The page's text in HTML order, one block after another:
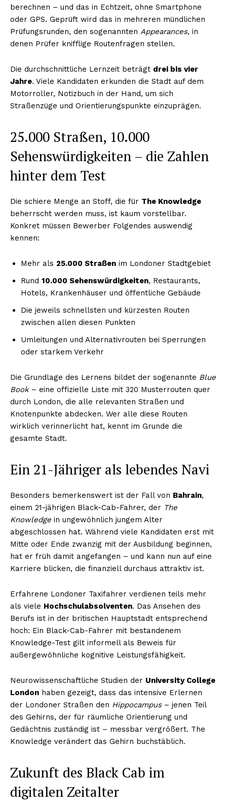
berechnen – und das in Echtzeit, ohne Smartphone
oder GPS. Geprüft wird das in mehreren mündlichen
Prüfungsrunden, den sogenannten Appearances, in
denen Prüfer knifflige Routenfragen stellen.
Die durchschnittliche Lernzeit beträgt drei bis vier
Jahre. Viele Kandidaten erkunden die Stadt auf dem
Motorroller, Notizbuch in der Hand, um sich
Straßenzüge und Orientierungspunkte einzuprägen.
25.000 Straßen, 10.000
Sehenswürdigkeiten – die Zahlen
hinter dem Test
Die schiere Menge an Stoff, die für The Knowledge
beherrscht werden muss, ist kaum vorstellbar.
Konkret müssen Bewerber Folgendes auswendig
kennen:
Mehr als 25.000 Straßen im Londoner Stadtgebiet
Rund 10.000 Sehenswürdigkeiten, Restaurants,
Hotels, Krankenhäuser und öffentliche Gebäude
Die jeweils schnellsten und kürzesten Routen
zwischen allen diesen Punkten
Umleitungen und Alternativrouten bei Sperrungen
oder starkem Verkehr
Die Grundlage des Lernens bildet der sogenannte Blue
Book– eine offizielle Liste mit 320 Musterrouten quer
durch London, die alle relevanten Straßen und
Knotenpunkte abdecken. Wer alle diese Routen
wirklich verinnerlicht hat, kennt im Grunde die
gesamte Stadt.
Ein 21-Jähriger als lebendes Navi
Besonders bemerkenswert ist der Fall von Bahrain,
einem 21-jährigen Black-Cab-Fahrer, der The
Knowledge in ungewöhnlich jungem Alter
abgeschlossen hat. Während viele Kandidaten erst mit
Mitte oder Ende zwanzig mit der Ausbildung beginnen,
hat er früh damit angefangen – und kann nun auf eine
Karriere blicken, die finanziell durchaus attraktiv ist.
Erfahrene Londoner Taxifahrer verdienen teils mehr
als viele Hochschulabsolventen. Das Ansehen des
Berufs ist in der britischen Hauptstadt entsprechend
hoch: Ein Black-Cab-Fahrer mit bestandenem
Knowledge-Test gilt informell als Beweis für
außergewöhnliche kognitive Leistungsfähigkeit.
Neurowissenschaftliche Studien der University College
London haben gezeigt, dass das intensive Erlernen
der Londoner Straßen den Hippocampus– jenen Teil
des Gehirns, der für räumliche Orientierung und
Gedächtnis zuständig ist – messbar vergrößert. The
Knowledge verändert das Gehirn buchstäblich.
Zukunft des Black Cab im
digitalen Zeitalter